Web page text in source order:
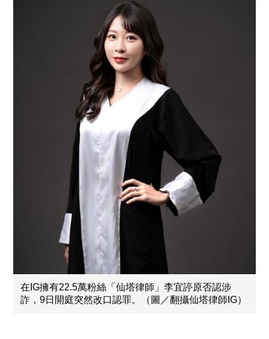
在IG擁有22.5萬粉絲「仙塔律師」李宜諪原否認涉
詐，9日開庭突然改口認罪。（圖／翻攝仙塔律師IG）